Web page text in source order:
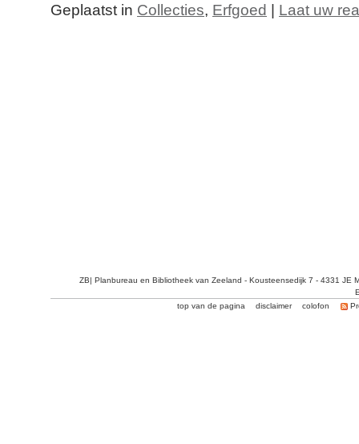
Geplaatst in Collecties, Erfgoed Laat uw
ZB| Planbureau en Bibliotheek van Zeeland - Kousteensedijk 7 - 4331 JE
top van de pagina
disclaimer colofon